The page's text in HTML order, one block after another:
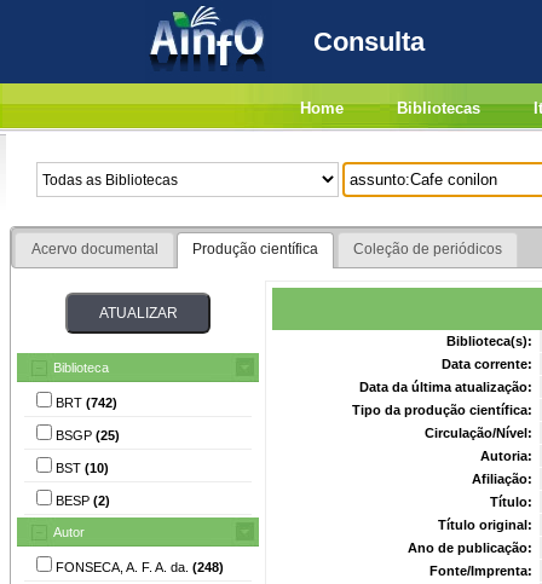
Consulta
Home Bibliotecas
Acervo documental Produção científica Coleção de periódicos
Biblioteca
BRT (742)
BSGP (25)
BST (10)
BESP (2)
Autor
FONSECA, A. F. A. da. (248)
Biblioteca(s):
Data corrente:
Data da última atualização:
Tipo da produção científica:
Circulação/Nível:
Autoria:
Afiliação:
Título:
Título original:
Ano de publicação:
Fonte/Imprenta: